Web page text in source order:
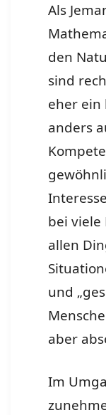
Als
den
sind
eher ein
anders
bei viele
allen
und
aber
Im